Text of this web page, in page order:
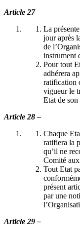
Article 27
La
jour après
de
instrument
Pour tout
adhérera
ratification
vigueur le
Etat de
Article 28 –
Chaque
ratifiera la
qu’il ne
Comité
Tout Etat
présent
par une
Article 29 –